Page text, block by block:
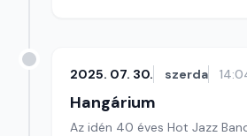
2025. 07. 30. szerda
Hangárium
Az idén 40 éves Hot Jazz